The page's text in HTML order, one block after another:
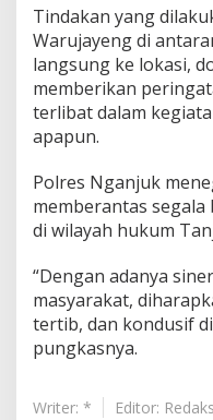
o
m
Tindakan yang
Warujayeng di
langsung ke lokasi,
memberikan
terlibat dalam
apapun.
Polres Nganjuk
memberantas
di wilayah hukum
“Dengan adanya
masyarakat,
tertib, dan kondusif
pungkasnya.
Writer: * Editor: